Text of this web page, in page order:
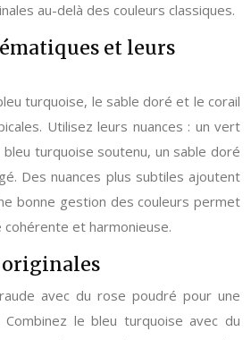
au-delà des couleurs classiques.
et leurs
turquoise, le sable doré et le corail
Utilisez leurs nuances : un vert
turquoise soutenu, un sable doré
Des nuances plus subtiles ajoutent
bonne gestion des couleurs permet
cohérente et harmonieuse.
originales
avec du rose poudré pour une
Combinez le bleu turquoise avec du